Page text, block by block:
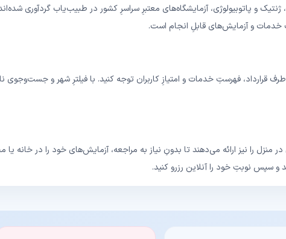
و پاتوبیولوژی، آزمایشگاه‌های معتبرِ سراسرِ کشور در طبیب‌یاب گردآوری
خدمات و آزمایش‌های قابلِ انجام است.
قرارداد، فهرستِ خدمات و امتیازِ کاربران توجه کنید. با فیلترِ شهر و جست‌وجوی
منزل را نیز ارائه می‌دهند تا بدونِ نیاز به مراجعه، آزمایش‌های خود را در خانه
و سپس نوبتِ خود را آنلاین رزرو کنید.